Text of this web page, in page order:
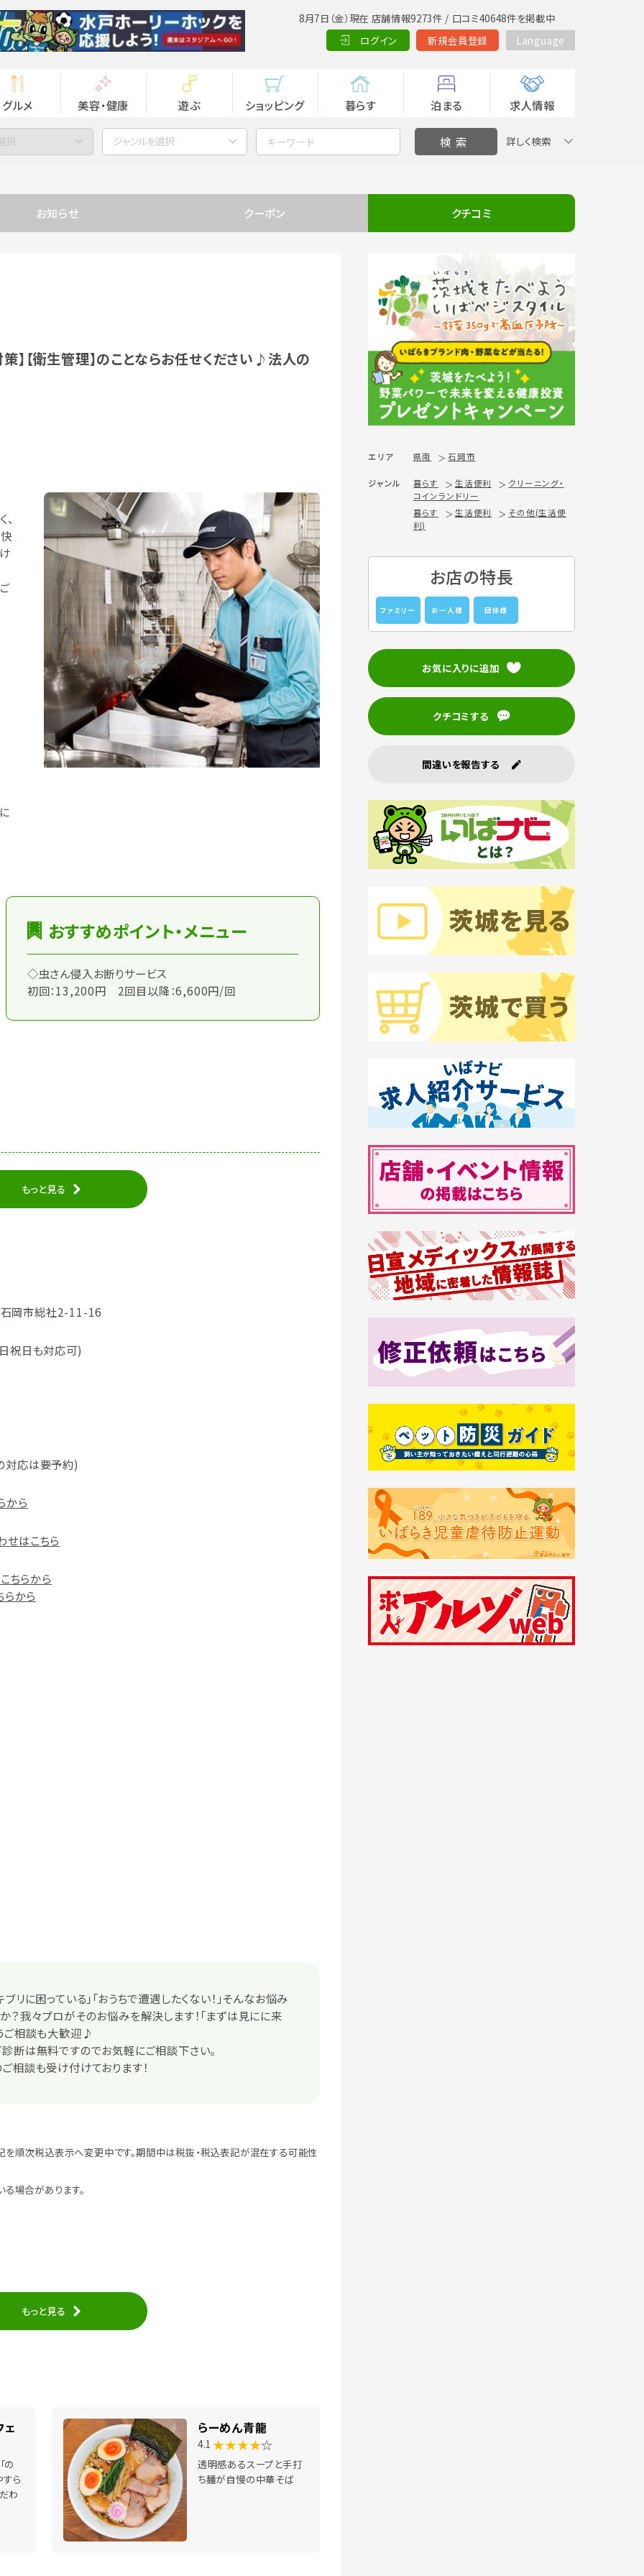
8月7日（金）現在 店舗情報9273件 / 口コミ40648件を掲載中
ログイン
新規会員登録 Language
グルメ 美容・健康 遊ぶ ショッピング 暮らす 泊まる 求人情報
択 ジャンルを選択 詳しく検索
お知らせ クーポン クチコミ
策】【衛生管理】のことならお任せください♪法人の
おすすめポイント・メニュー
◇虫さん侵入お断りサービス
初回：13,200円 2回目以降：6,600円/回
もっと見る
岡市総社2-11-16
祝日も対応可)
対応は要予約)
から
せはこちら
ちらから
から
ブリに困っている」「おうちで遭遇したくない！」そんなお悩み
？我々プロがそのお悩みを解決します！「まずは見にに来
ご相談も大歓迎♪
断は無料ですのでお気軽にご相談下さい。
相談も受け付けております！
順次税込表示へ変更中です。期間中は税抜・税込表記が混在する可能性
場合があります。
もっと見る
ェ
の
すら
わ
らーめん青龍
4.1 ★★★★☆
透明感あるスープと手打
ち麺が自慢の中華そば
エリア 県南 石岡市
ジャンル 暮らす 生活便利
クリーニング・
コインランドリー
暮らす
生活便利
その他(生活便
利)
お店の特長
ファミリー お一人様 団体様
お気に入りに追加
クチコミする
間違いを報告する